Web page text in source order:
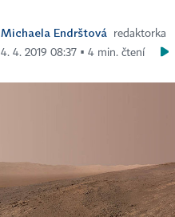
Michaela Endrštová
redaktorka
4. 4. 2019 08:37 ▪ 4 min. čtení